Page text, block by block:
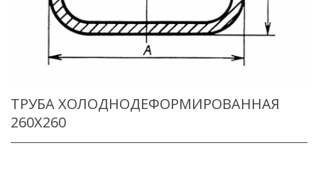
ТРУБА ХОЛОДНОДЕФОРМИРОВАННАЯ
260X260